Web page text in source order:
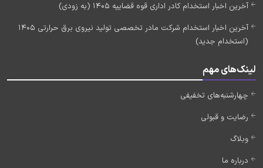
آخرین اخبار استخدام کادر اداری قوه قضاییه 1405 (به زودی)
آخرین اخبار استخدام شرکت مادر تخصصی تولید نیروی برق حرارتی 1405
(استخدام جدید)
لینک‌های مهم
چهارشنبه‌های تخفیفی
رضایت و قبولی
وبلاگ
درباره ما